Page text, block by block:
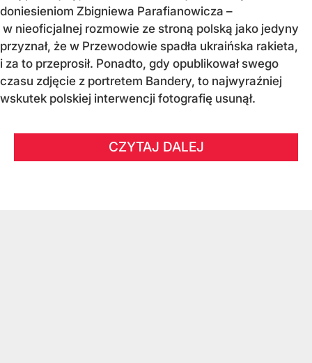
doniesieniom Zbigniewa Parafianowicza –
w nieoficjalnej rozmowie ze stroną polską jako jedyny
przyznał, że w Przewodowie spadła ukraińska rakieta,
i za to przeprosił. Ponadto, gdy opublikował swego
czasu zdjęcie z portretem Bandery, to najwyraźniej
wskutek polskiej interwencji fotografię usunął.
CZYTAJ DALEJ